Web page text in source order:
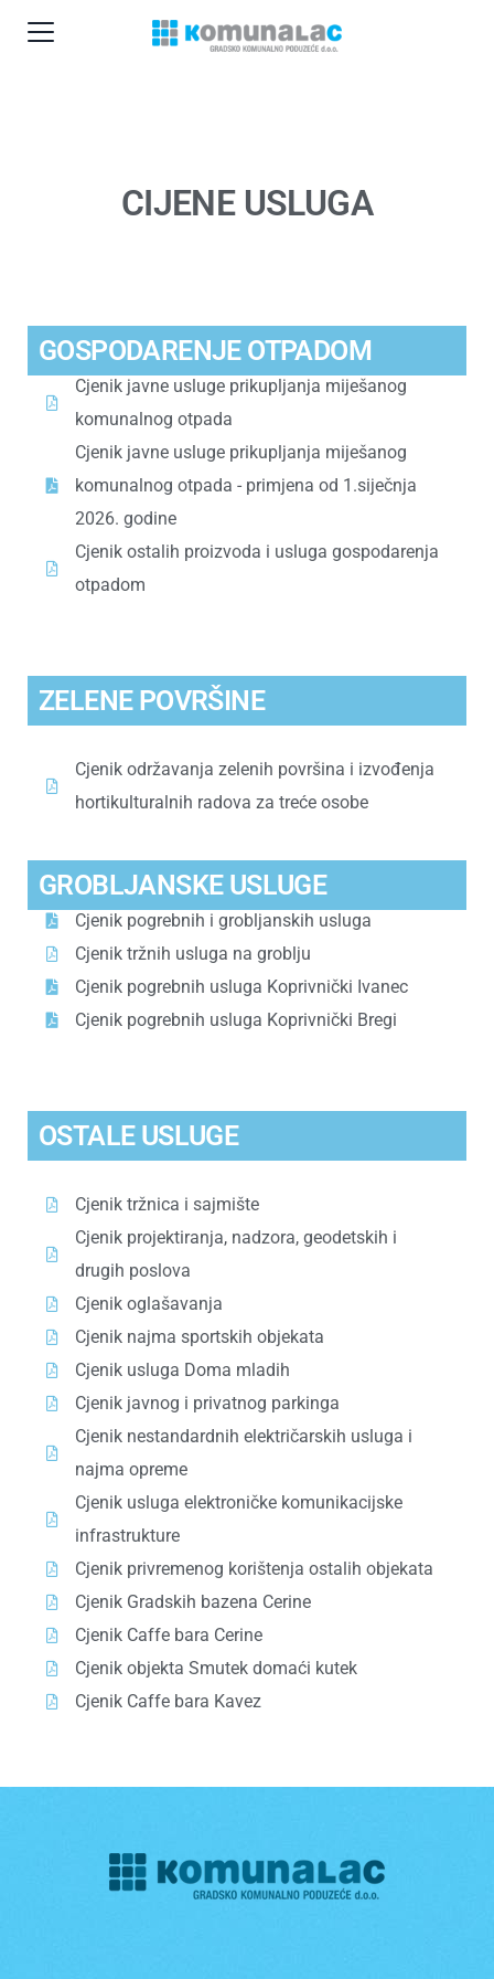
CIJENE USLUGA
GOSPODARENJE OTPADOM
Cjenik javne usluge prikupljanja miješanog
komunalnog otpada
Cjenik javne usluge prikupljanja miješanog
komunalnog otpada - primjena od 1.siječnja
2026. godine
Cjenik ostalih proizvoda i usluga gospodarenja
otpadom
ZELENE POVRŠINE
Cjenik održavanja zelenih površina i izvođenja
hortikulturalnih radova za treće osobe
GROBLJANSKE USLUGE
Cjenik pogrebnih i grobljanskih usluga
Cjenik tržnih usluga na groblju
Cjenik pogrebnih usluga Koprivnički Ivanec
Cjenik pogrebnih usluga Koprivnički Bregi
OSTALE USLUGE
Cjenik tržnica i sajmište
Cjenik projektiranja, nadzora, geodetskih i
drugih poslova
Cjenik oglašavanja
Cjenik najma sportskih objekata
Cjenik usluga Doma mladih
Cjenik javnog i privatnog parkinga
Cjenik nestandardnih električarskih usluga i
najma opreme
Cjenik usluga elektroničke komunikacijske
infrastrukture
Cjenik privremenog korištenja ostalih objekata
Cjenik Gradskih bazena Cerine
Cjenik Caffe bara Cerine
Cjenik objekta Smutek domaći kutek
Cjenik Caffe bara Kavez